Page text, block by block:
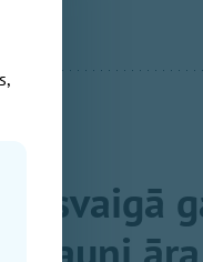
svaigā